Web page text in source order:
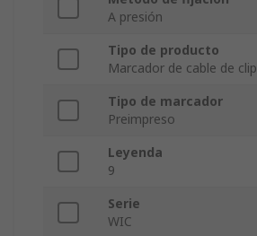
A presión
Tipo de producto
Marcador de cable de clip
Tipo de marcador
Preimpreso
Leyenda
9
Serie
WIC